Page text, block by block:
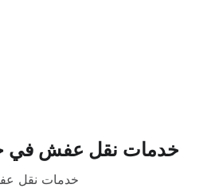
خدمات نقل عفش في
خدمات نقل